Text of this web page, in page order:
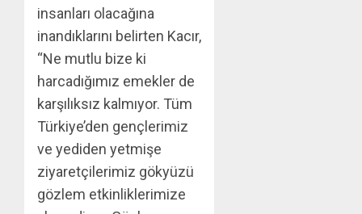
insanları olacağına
inandıklarını belirten Kacır,
“Ne mutlu bize ki
harcadığımız emekler de
karşılıksız kalmıyor. Tüm
Türkiye’den gençlerimiz
ve yediden yetmişe
ziyaretçilerimiz gökyüzü
gözlem etkinliklerimize